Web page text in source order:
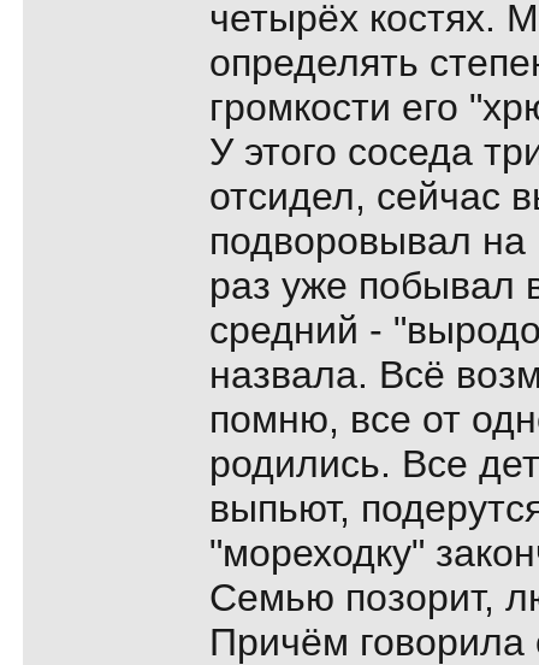
четырёх костях.
определять
громкости его
У этого соседа
отсидел,
подворовывал на
раз уже побывал
средний -
назвала. Всё
помню, все от
родились. Все
выпьют,
"мореходку"
Семью позорит,
Причём говорила